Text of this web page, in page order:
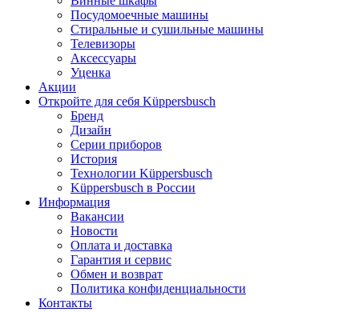
Посудомоечные машины
Стиральные и сушильные машины
Телевизоры
Аксессуары
Уценка
Акции
Откройте для себя Küppersbusch
Бренд
Дизайн
Серии приборов
История
Технологии Küppersbusch
Küppersbusch в России
Информация
Вакансии
Новости
Оплата и доставка
Гарантия и сервис
Обмен и возврат
Политика конфиденциальности
Контакты